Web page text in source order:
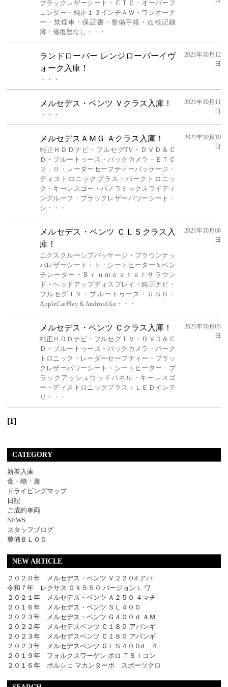
ブラックレザーシート・ＥＴＣ・オーバーフ
ェンダー・純正１３インチＡＷ・ワンオーナ
ー・禁煙車・保証書・整備手帳・点検記録
簿・修復歴なし・・・
ランドローバー レンジローバーイヴ
ォーク入庫！
・・・
2021年10月12
日
メルセデス・ベンツ Ｖクラス入庫！
・・・
2021年10月11
日
メルセデスＡＭＧ Ａクラス入庫！
純正ＨＤＤナビ・フルセグTV・ＤＶＤ＆Ｃ
Ｄ・ブルートゥース・バックカメラ・ＥＴＣ
２．０・レーダーセーフティーパッケージ・
ディストロニックプラス・パークトロニッ
ク・キーレスゴー・パノラミックスライディ
ングルーフ・ブラックレザーパワーシート・
シ・・・
2021年10月10
日
メルセデス・ベンツ ＣＬＳクラス入
庫！
エクスクルーシブパッケージ・ブラウンナッ
パレザーシート・ト・シートヒーター＆ベン
チレーター・Ｂｒｕｍｅｓｔｅｒサラウン
ド・ヘッドアップディスプレイ・純正ナビ・
フルセグＴＶ・ブルートゥース・ＵＳＢ・
AppleCarPlay＆AndroidAu・・・
2021年10月06
日
メルセデス・ベンツ Ｃクラス入庫！
純正ＨＤＤナビ・フルセグＴＶ・ＤＶＤ＆Ｃ
Ｄ・ブルートゥース・バックカメラ・パーク
トロニック・レーダーセーフティー・ブラッ
クレザーパワーシート・シートヒーター・ブ
ラックアッシュウッドパネル・キーレスゴ
ー・ディストロニックプラス・ＬＥＤインテ
リ・・・
2021年10月05
日
[1]
CATEGORY
新着入庫
食・物・遊
ドライビングマップ
日記
ご成約車両
NEWS
スタッフブログ
整備ＢＬＯＧ
NEW ARTICLE
２０２０年 メルセデス・ベンツ Ｖ２２０d アバ
令和７年 レクサス ＧＸ５５０ バージョンＬ ワ
２０２１年 メルセデス・ベンツ Ａ２５０ ４マチ
２０１６年 メルセデス・ベンツ ＳＬ４００
２０２３年 メルセデス・ベンツ Ｇ４００ｄ ＡＭ
２０２２年 メルセデスベンツ Ｃ１８０ アバンギ
２０２３年 メルセデスベンツ Ｃ１８０ アバンギ
２０２３年 メルセデスベンツ ＧＬＳ４００d ４
２０１９年 フォルクスワーゲン ポロ ＴＳＩコン
２０１６年 ポルシェ マカンターボ スポーツクロ